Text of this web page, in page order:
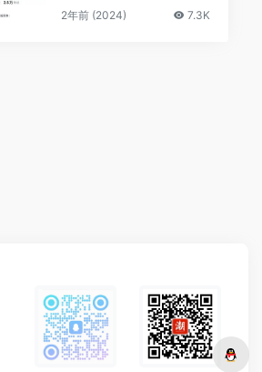
了11万单
2年前 (2024) 7.3K